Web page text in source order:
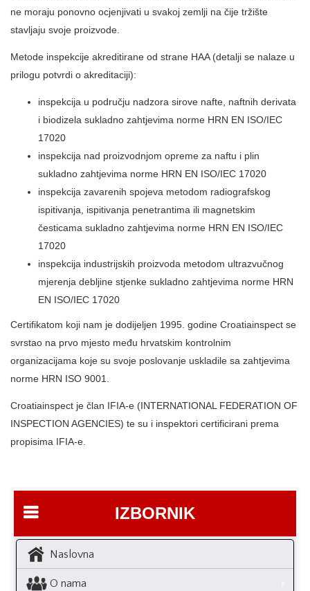
ne moraju ponovno ocjenjivati u svakoj zemlji na čije tržište
stavljaju svoje proizvode.
Metode inspekcije akreditirane od strane HAA (detalji se nalaze u
prilogu potvrdi o akreditaciji):
inspekcija u području nadzora sirove nafte, naftnih derivata
i biodizela sukladno zahtjevima norme HRN EN ISO/IEC
17020
inspekcija nad proizvodnjom opreme za naftu i plin
sukladno zahtjevima norme HRN EN ISO/IEC 17020
inspekcija zavarenih spojeva metodom radiografskog
ispitivanja, ispitivanja penetrantima ili magnetskim
česticama sukladno zahtjevima norme HRN EN ISO/IEC
17020
inspekcija industrijskih proizvoda metodom ultrazvučnog
mjerenja debljine stjenke sukladno zahtjevima norme HRN
EN ISO/IEC 17020
Certifikatom koji nam je dodijeljen 1995. godine Croatiainspect se
svrstao na prvo mjesto među hrvatskim kontrolnim
organizacijama koje su svoje poslovanje uskladile sa zahtjevima
norme HRN ISO 9001.
Croatiainspect je član IFIA-e (INTERNATIONAL FEDERATION OF
INSPECTION AGENCIES) te su i inspektori certificirani prema
propisima IFIA-e.
IZBORNIK
Naslovna
O nama